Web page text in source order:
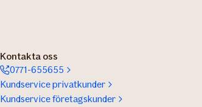
Kontakta oss
0771-655655
Kundservice privatkunder
Kundservice företagskunder